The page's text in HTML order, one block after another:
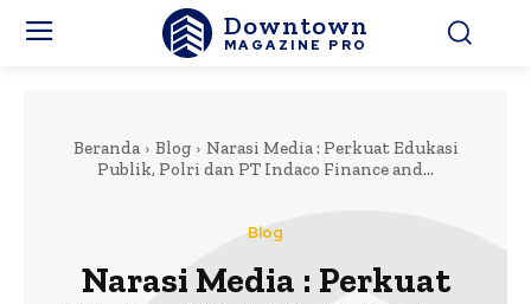
Downtown
MAGAZINE PRO
Beranda Blog
Narasi Media : Perkuat Edukasi
Publik, Polri dan PT Indaco Finance and...
Blog
Narasi Media : Perkuat